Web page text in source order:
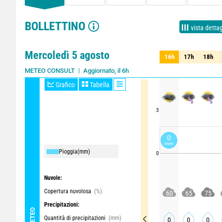
BOLLETTINO vista
Mercoledì 5 agosto
METEO CONSULT Aggiornato, il 6h
METEO
Grafico Tabella
Pioggia(mm)
Nuvole:
Copertura nuvolosa (%)
Precipitazioni:
Quantità di precipitazioni (mm)
3
0
16h 17h 18h
16h 17h 18h
60 65 75
0 0 0
0
mm